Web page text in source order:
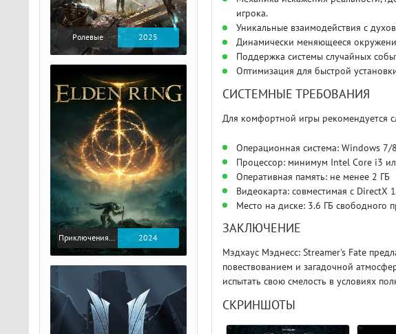
игрока.
Уникальные взаимодействия с
Динамически меняющееся
Поддержка системы случайных
Оптимизация для быстрой
СИСТЕМНЫЕ ТРЕБОВАНИЯ
Для комфортной игры рекомендуется
Операционная система: Windows 7/
Процессор: минимум Intel Core i3
Оперативная память: не менее 2 ГБ
Видеокарта: совместимая с DirectX
Место на диске: 3.6 ГБ свободного
ЗАКЛЮЧЕНИЕ
Мэдхаус Мэднесс: Streamer's Fate
повествованием и загадочной
испытать свою смелость в условиях
СКРИНШОТЫ
Ролевые 2025
Приключения / Экшен / Ролевые 2024